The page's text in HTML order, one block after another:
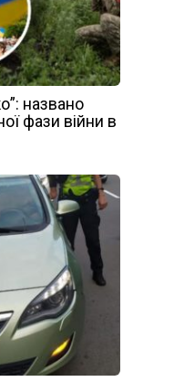
названо
фази війни в